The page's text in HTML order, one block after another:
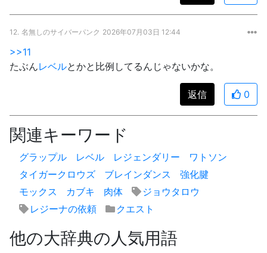
12. 名無しのサイバーパンク 2026年07月03日 12:44
>>11
たぶんレベルとかと比例してるんじゃないかな。
返信 0
関連キーワード
グラップル レベル レジェンダリー
ワトソン
タイガークロウズ
ブレインダンス
強化腱
モックス
カブキ 肉体
ジョウタロウ
レジーナの依頼
クエスト
他の大辞典の人気用語